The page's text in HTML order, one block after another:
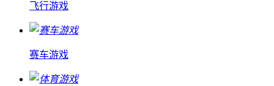
飞行游戏
赛车游戏